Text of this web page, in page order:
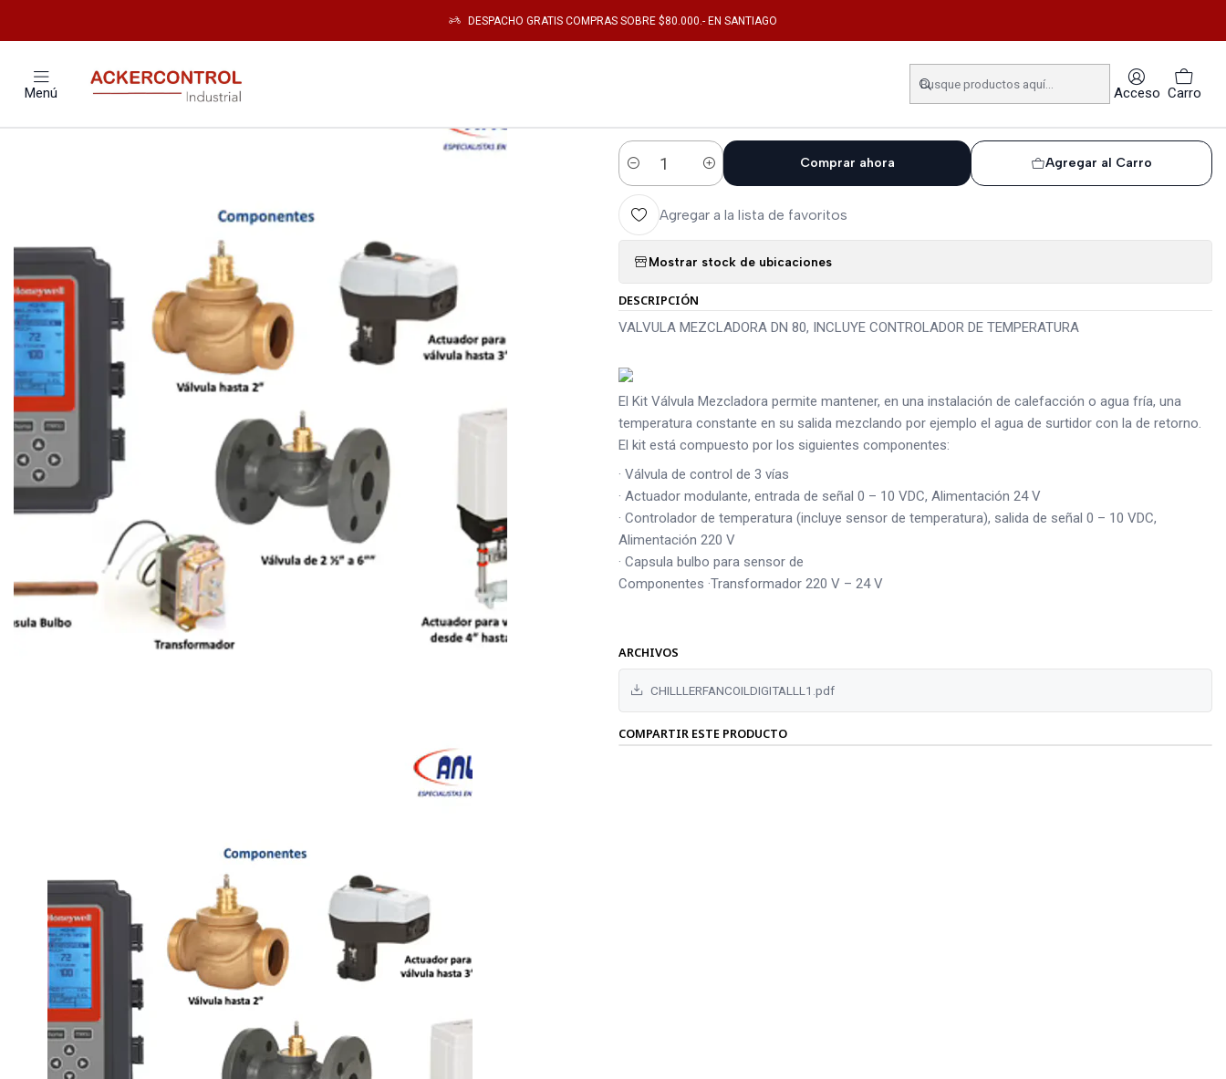
Menú Acceso Carro
DESPACHO GRATIS COMPRAS SOBRE $80.000.- EN SANTIAGO
Valvulas VALVULA MEZCLADORA DN 80, INCLUYE CONTROLADOR DE TEMPERATURA
VALVULA MEZCLADORA DN 80, INCLUYE
CONTROLADOR DE TEMPERATURA
Cantidad
Agregar al Carro
Comprar ahora
Agregar a la lista de favoritos
Mostrar stock de ubicaciones
DESCRIPCIÓN
VALVULA MEZCLADORA DN 80, INCLUYE CONTROLADOR DE TEMPERATURA
El Kit Válvula Mezcladora permite mantener, en una instalación de calefacción o agua fría, una
temperatura constante en su salida mezclando por ejemplo el agua de surtidor con la de retorno.
El kit está compuesto por los siguientes componentes:
· Válvula de control de 3 vías
· Actuador modulante, entrada de señal 0 – 10 VDC, Alimentación 24 V
· Controlador de temperatura (incluye sensor de temperatura), salida de señal 0 – 10 VDC,
Alimentación 220 V
· Capsula bulbo para sensor de
Componentes ·Transformador 220 V – 24 V
ARCHIVOS
CHILLLERFANCOILDIGITALLL1.pdf
COMPARTIR ESTE PRODUCTO